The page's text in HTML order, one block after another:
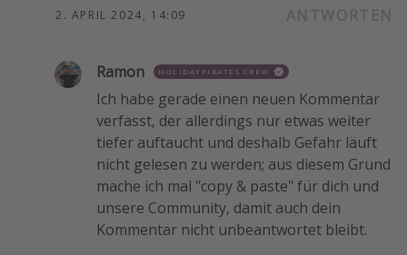
2. APRIL 2024, 14:09
Ramon HOLIDAYPIRATES CREW
Ich habe gerade einen neuen Kommentar
verfasst, der allerdings nur etwas weiter
tiefer auftaucht und deshalb Gefahr läuft
nicht gelesen zu werden; aus diesem Grund
mache ich mal "copy & paste" für dich und
unsere Community, damit auch dein
Kommentar nicht unbeantwortet bleibt.